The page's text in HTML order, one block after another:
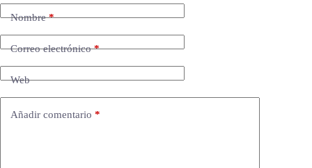
Nombre*
Correo electrónico*
Web
Añadir comentario *